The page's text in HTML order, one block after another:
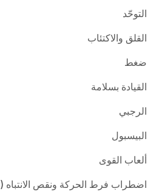
التوحّد
القلق والاكتئاب
ضغط
القيادة بسلامة
الرجبي
البيسبول
ألعاب القوى
اضطراب فرط الحركة ونقص الانتباه (ADHD)